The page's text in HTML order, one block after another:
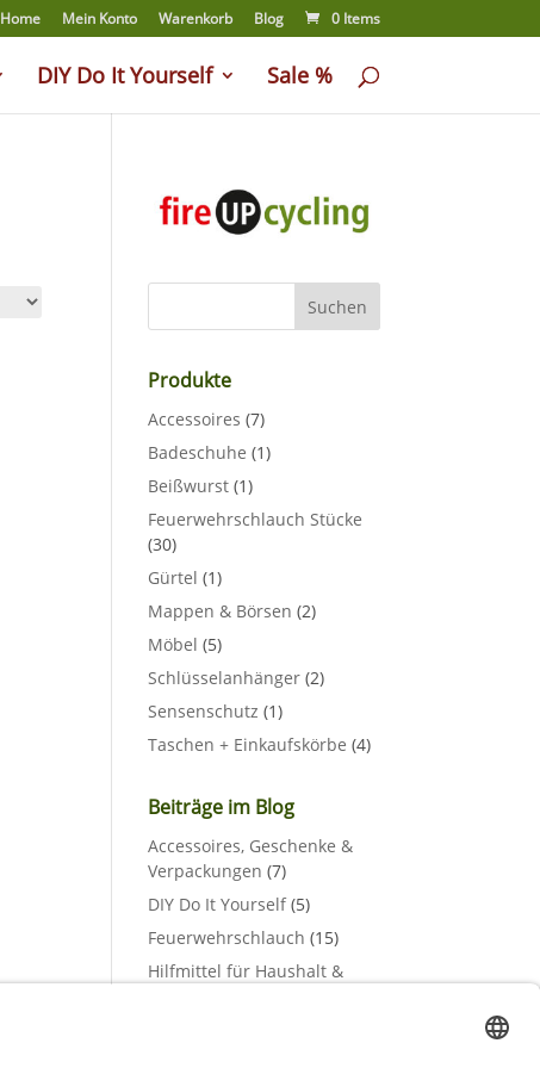
Home Mein Konto Warenkorb Blog 0 Items
DIY Do It Yourself Sale %
Produkte
Accessoires (7)
Badeschuhe (1)
Beißwurst (1)
Feuerwehrschlauch Stücke
(30)
Gürtel (1)
Mappen & Börsen (2)
Möbel (5)
Schlüsselanhänger (2)
Sensenschutz (1)
Taschen + Einkaufskörbe (4)
Beiträge im Blog
Accessoires, Geschenke &
Verpackungen (7)
DIY Do It Yourself(5)
Feuerwehrschlauch (15)
Hilfmittel für Haushalt &